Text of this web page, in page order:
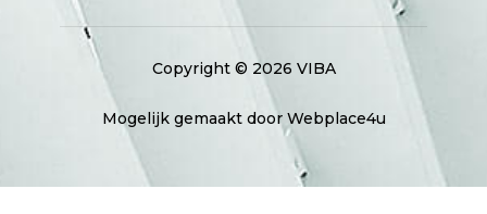
Copyright © 2026 VIBA
Mogelijk gemaakt door Webplace4u